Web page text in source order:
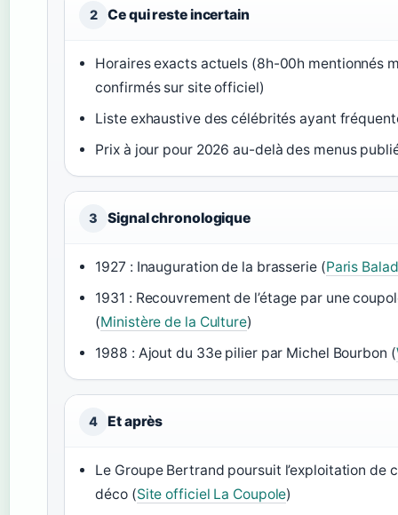
2 Ce qui reste incertain
Horaires exacts actuels (8h-00h mentionnés
confirmés sur site officiel)
Liste exhaustive des célébrités ayant
Prix à jour pour 2026 au-delà des menus
3 Signal chronologique
1927 : Inauguration de la brasserie (Paris
1931 : Recouvrement de l’étage par une
(Ministère de la Culture)
1988 : Ajout du 33e pilier par Michel Bourbon (
4 Et après
Le Groupe Bertrand poursuit l’exploitation de
déco (Site officiel La Coupole)